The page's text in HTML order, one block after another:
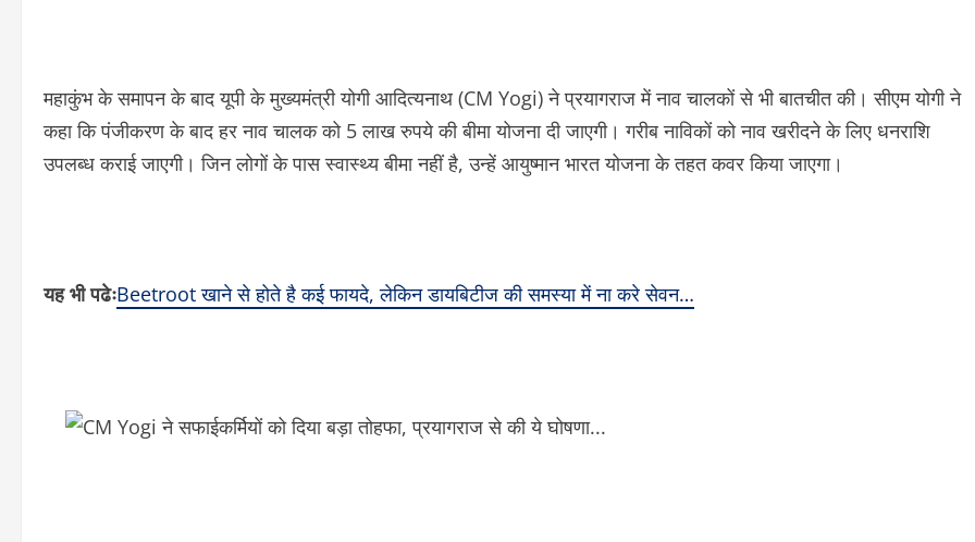
महाकुंभ के समापन के बाद यूपी के मुख्यमंत्री योगी आदित्यनाथ (CM Yogi) ने प्रयागराज में नाव चालकों से भी बातचीत की। सीएम योगी ने
कहा कि पंजीकरण के बाद हर नाव चालक को 5 लाख रुपये की बीमा योजना दी जाएगी। गरीब नाविकों को नाव खरीदने के लिए धनराशि
उपलब्ध कराई जाएगी। जिन लोगों के पास स्वास्थ्य बीमा नहीं है, उन्हें आयुष्मान भारत योजना के तहत कवर किया जाएगा।
यह भी पढेःBeetroot खाने से होते है कई फायदे, लेकिन डायबिटीज की समस्या में ना करे सेवन…